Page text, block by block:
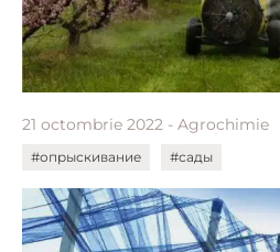
21 octombrie 2022 - Agrochimie
#опрыскивание #сады